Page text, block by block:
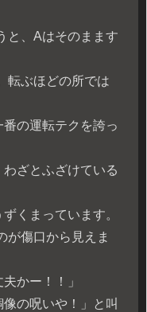
と、Aはそのまます
転ぶほどの所では
の運転テクを誇っ
ざとふざけている
くまっています。
が傷口から見えま
かー！！」
の呪いや！」と叫